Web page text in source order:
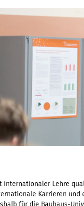
internationaler Lehre
Karrieren und
für die Bauhaus-